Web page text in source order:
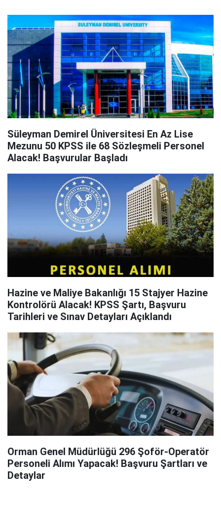
Süleyman Demirel Üniversitesi En Az Lise
Mezunu 50 KPSS ile 68 Sözleşmeli Personel
Alacak! Başvurular Başladı
Hazine ve Maliye Bakanlığı 15 Stajyer Hazine
Kontrolörü Alacak! KPSS Şartı, Başvuru
Tarihleri ve Sınav Detayları Açıklandı
Orman Genel Müdürlüğü 296 Şoför-Operatör
Personeli Alımı Yapacak! Başvuru Şartları ve
Detaylar